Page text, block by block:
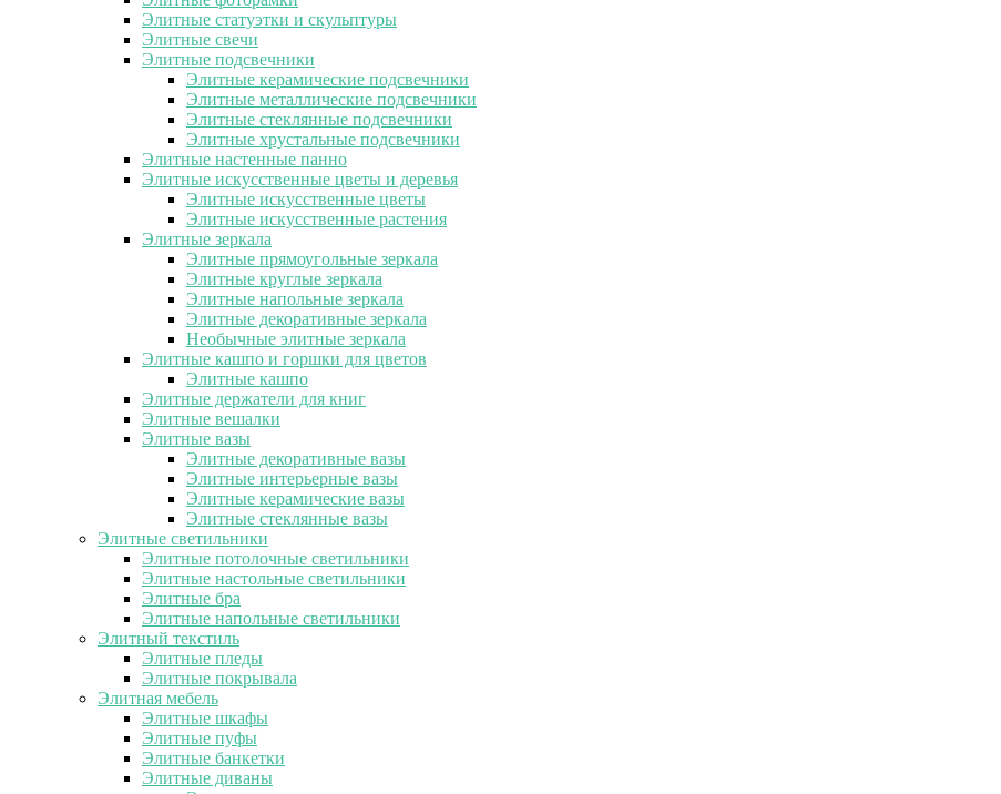
Элитные статуэтки и скульптуры
Элитные свечи
Элитные подсвечники
Элитные керамические подсвечники
Элитные металлические подсвечники
Элитные стеклянные подсвечники
Элитные хрустальные подсвечники
Элитные настенные панно
Элитные искусственные цветы и деревья
Элитные искусственные цветы
Элитные искусственные растения
Элитные зеркала
Элитные прямоугольные зеркала
Элитные круглые зеркала
Элитные напольные зеркала
Элитные декоративные зеркала
Необычные элитные зеркала
Элитные кашпо и горшки для цветов
Элитные кашпо
Элитные держатели для книг
Элитные вешалки
Элитные вазы
Элитные декоративные вазы
Элитные интерьерные вазы
Элитные керамические вазы
Элитные стеклянные вазы
Элитные светильники
Элитные потолочные светильники
Элитные настольные светильники
Элитные бра
Элитные напольные светильники
Элитный текстиль
Элитные пледы
Элитные покрывала
Элитная мебель
Элитные шкафы
Элитные пуфы
Элитные банкетки
Элитные диваны